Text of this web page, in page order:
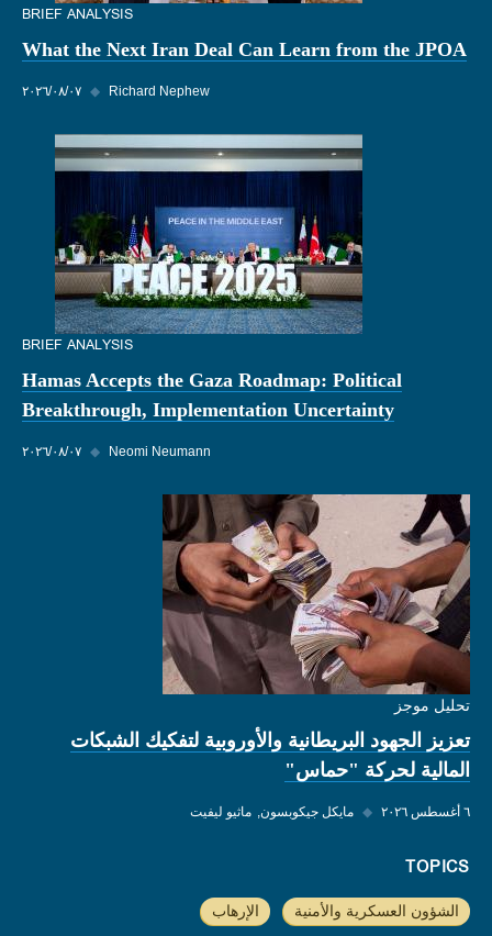
BRIEF ANALYSIS
What the Next Iran Deal Can Learn from the JPOA
٠٧‏/٠٨‏/٢٠٢٦ ◆ Richard Nephew
BRIEF ANALYSIS
Hamas Accepts the Gaza Roadmap: Political
Breakthrough, Implementation Uncertainty
٠٧‏/٠٨‏/٢٠٢٦ ◆ Neomi Neumann
تحليل موجز
تعزيز الجهود البريطانية والأوروبية لتفكيك الشبكات
المالية لحركة "حماس"
٦ أغسطس ٢٠٢٦ ◆ مايكل جيكوبسون ماثيو ليفيت
TOPICS
الشؤون العسكرية والأمنية الإرهاب